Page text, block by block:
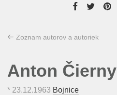
Zoznam autorov a autoriek
Anton Čierny
* 23.12.1963 Bojnice